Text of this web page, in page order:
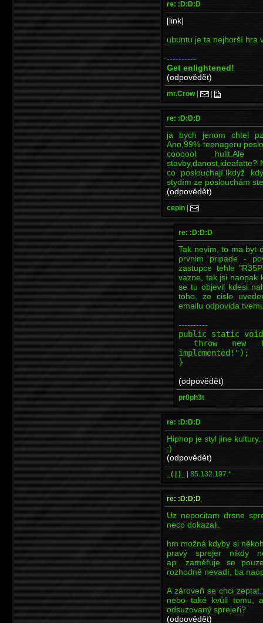
re: :D:D:D
[link]
ubuntu je ta nejhorší hra
----------
Get enlightened!
(odpovědět)
mr.Crow| |
re: :D:D:D
ja bych jenom chtel
Ano,99% teenageru
coooool hulit.Ale
co poslouchají.Ikdyž
stydím ze poslouchám
(odpovědět)
cepin |
re: :D:D:D
Tak nevim, to ma byt
prvnim pripade -
zastupce tehle
vazne, tak jsi naopak
se tu objevil kdesi
toho, ze cislo
emailu odpovida
----------
public static
throw new
implemented!");
}
(odpovědět)
pr0ph3t
re: :D:D:D
Hiphop je styl jine
;)
(odpovědět)
_( | )_ | 85.132.197.*
re: :D:D:D
Uz nepocitam drsne
neco dokazali.
hm možná kdyby si
pravý sprejer nikdy
ap....zaměřuje se
rozhodně nevadí, ba
A zároveň se chci
nebo také kvůli tomu,
odsuzovaný sprejeři?
(odpovědět)